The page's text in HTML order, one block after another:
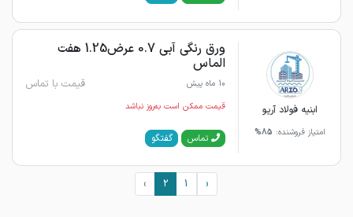
ابنیه فولاد آریو
امتیاز فروشنده: 85%
ورق رنگی آبی 0.7 عرض1.25 هفت
الماس
10 ماه پیش قیمت با تماس
قیمت ممکن است به‌روز نباشد
تماس گفتگو
‹
1
2
›